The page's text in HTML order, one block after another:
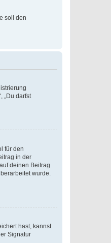
soll den
„Du darfst
für den
in der
deinen Beitrag
wurde.
hast, kannst
Signatur